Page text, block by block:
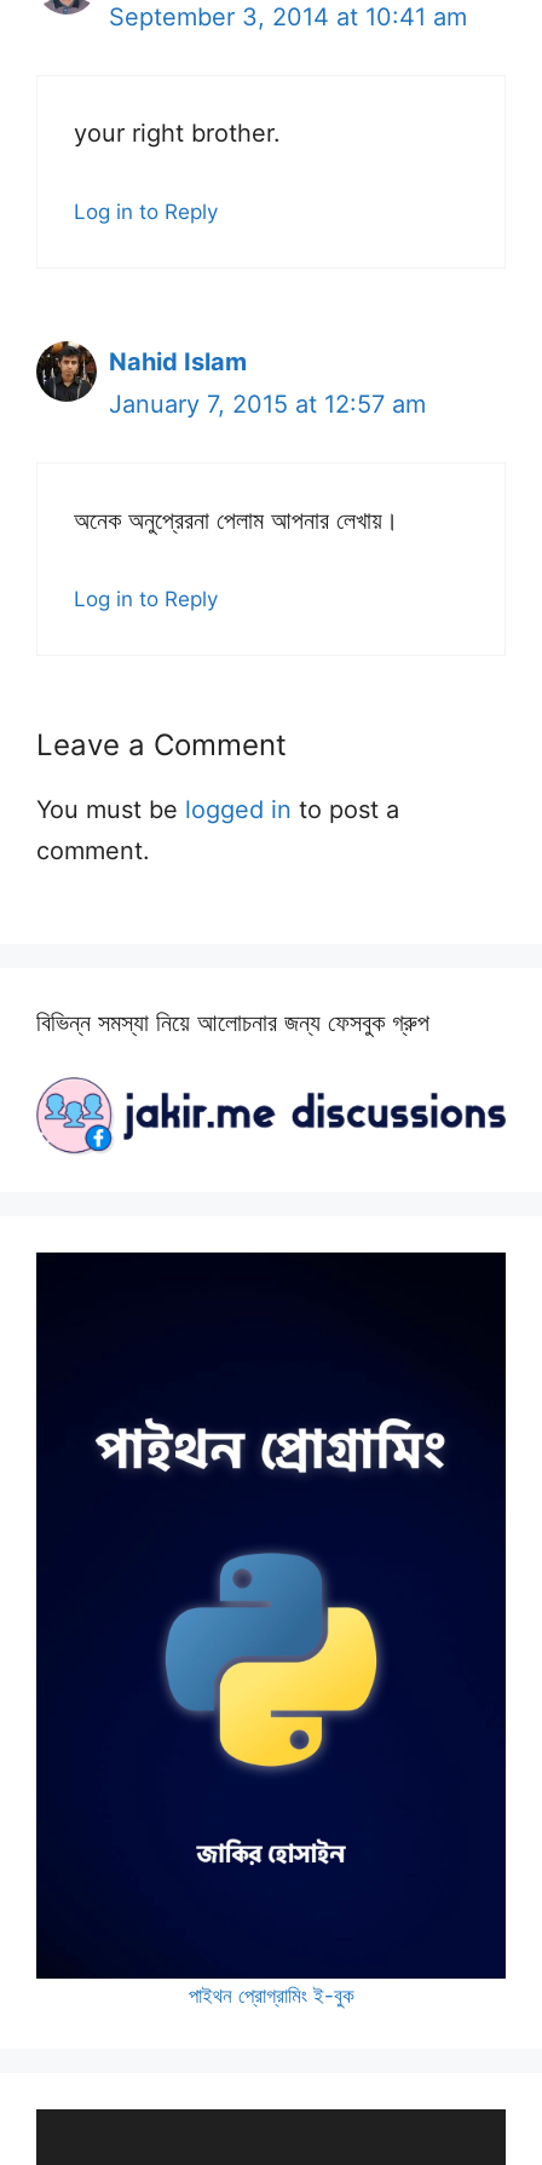
September 3, 2014 at 10:41 am
your right brother.
Log in to Reply
Nahid Islam
January 7, 2015 at 12:57 am
অনেক অনুপ্রেরনা পেলাম আপনার লেখায়।
Log in to Reply
Leave a Comment
You must be logged in to post a
comment.
বিভিন্ন সমস্যা নিয়ে আলোচনার জন্য ফেসবুক গ্রুপ
পাইথন প্রোগ্রামিং ই-বুক